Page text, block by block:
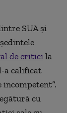
SUA și
de criticila
a calificat
cu